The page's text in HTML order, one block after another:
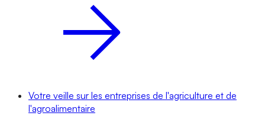
Votre veille sur les entreprises de l'agriculture et de
l'agroalimentaire